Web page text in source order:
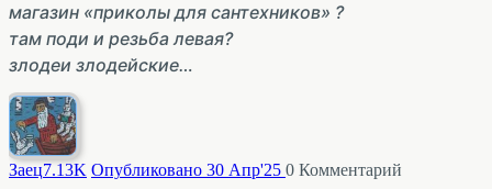
магазин «приколы для сантехников» ?
там поди и резьба левая?
злодеи злодейские…
Заец7.13K Опубликовано 30 Апр'25 0 Комментарий